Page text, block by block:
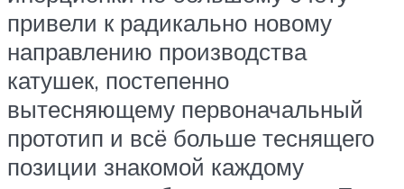
привели к радикально новому
направлению производства
катушек, постепенно
вытесняющему первоначальный
прототип и всё больше теснящего
позиции знакомой каждому